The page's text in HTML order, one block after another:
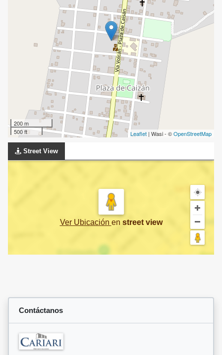
200 m
500 ft
Leaflet | Wasi - ©OpenStreetMap
Street View
Ver Ubicación en street view
Contáctanos